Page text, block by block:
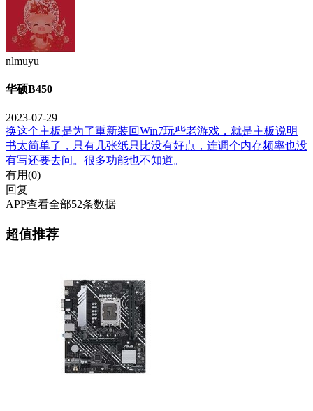
nlmuyu
华硕B450
2023-07-29
换这个主板是为了重新装回Win7玩些老游戏，就是主板说明
书太简单了，只有几张纸只比没有好点，连调个内存频率也没
有写还要去问。很多功能也不知道。
有用(0)
回复
APP查看全部52条数据
超值推荐